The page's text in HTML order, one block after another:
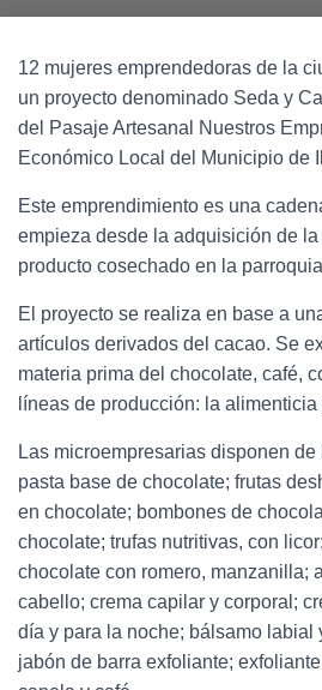
12 mujeres emprendedoras de la
un proyecto denominado Seda y
del Pasaje Artesanal Nuestros
Económico Local del Municipio de
Este emprendimiento es una
empieza desde la adquisición de la
producto cosechado en la
El proyecto se realiza en base a
artículos derivados del cacao. Se
materia prima del chocolate, café,
líneas de producción: la
Las microempresarias disponen
pasta base de chocolate; frutas
en chocolate; bombones de
chocolate; trufas nutritivas, con
chocolate con romero, manzanilla;
cabello; crema capilar y corporal;
día y para la noche; bálsamo labial
jabón de barra exfoliante;